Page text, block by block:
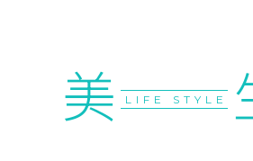
美 LIFE STYLE